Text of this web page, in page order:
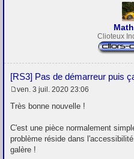
Clioteux
[RS3] Pas de démarreur puis
e
a
g
e
ven. 3 juil. 2020 23:06
Très bonne nouvelle !
C'est une pièce normalement
problème réside dans
galère !